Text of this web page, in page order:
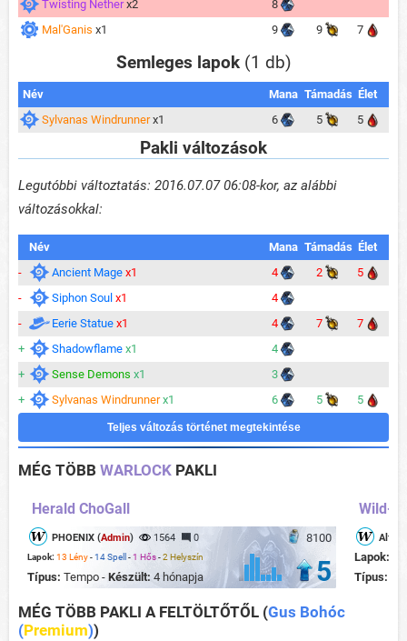
Twisting Nether x2
8
Mal'Ganis x1 9 9 7
Semleges lapok (1 db)
Név Mana Támadás Élet
Sylvanas Windrunner x1 6 5 5
Pakli változások
Legutóbbi változtatás: 2016.07.07 06:08-kor, az alábbi
változásokkal:
Név Mana Támadás Élet
-
Ancient Mage x1 4 2
5
-
Siphon Soul x1
4
-
Eerie Statue x1 4 7
7
+
Shadowflame x1
4
+
Sense Demons x1
3
+
Sylvanas Windrunner x1 6 5 5
Teljes változás történet megtekintése
MÉG TÖBB WARLOCK PAKLI
Herald ChoGall
8100
PHOENIX (Admin) 1564 0
Lapok: 13 Lény-14 Spell -1 Hős-2 Helyszín
Típus: Tempo - Készült: 4 hónapja 5
Wild-
Lapok:
Típus:
MÉG TÖBB PAKLI A FELTÖLTŐTŐL (Gus Bohóc
(Premium))